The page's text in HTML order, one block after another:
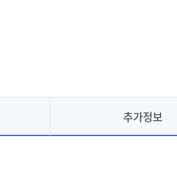
추가정보